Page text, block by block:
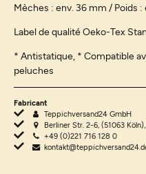
Mèches : env. 36 mm /
Label de qualité Oeko-Tex
* Antistatique, * Compatible
peluches
Fabricant
Teppichversand24 GmbH
Berliner Str. 2-6, (51063
+49 (0)221 716 128 0